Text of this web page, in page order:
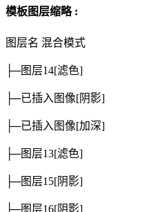
模板图层缩略 :
图层名 混合模式
├─图层14[滤色]
├─已插入图像[阴影]
├─已插入图像[加深]
├─图层13[滤色]
├─图层15[阴影]
├─图层16[阴影]